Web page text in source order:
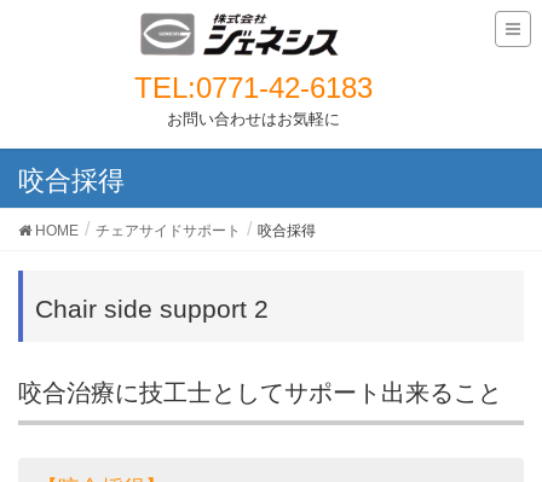
TEL:0771-42-6183
お問い合わせはお気軽に
咬合採得
HOME チェアサイドサポート 咬合採得
Chair side support 2
咬合治療に技工士としてサポート出来ること